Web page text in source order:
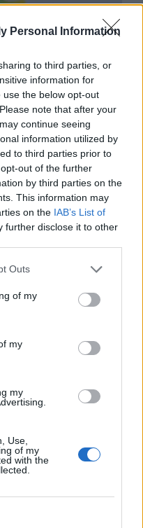
Personal Information
to third parties, or
information for
the below opt-out
note that after your
continue seeing
information utilized by
to third parties prior to
out of the further
by third parties on the
This information may
on the IAB’s List of
further disclose it to other
Outs
of my
my
my
Use,
of my
with the
ще потече към
за
в САЩ